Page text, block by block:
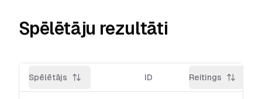
Spēlētāju rezultāti
Spēlētājs ID Reitings